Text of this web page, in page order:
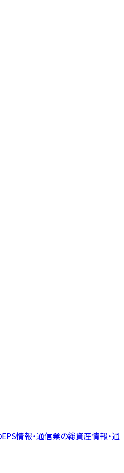
EPS情報・通信業の総資産情報・通